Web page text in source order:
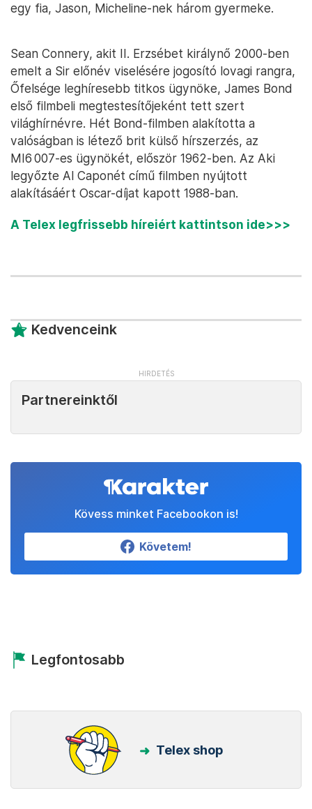
egy fia, Jason, Micheline-nek három gyermeke.
Sean Connery, akit II. Erzsébet királynő 2000-ben
emelt a Sir előnév viselésére jogosító lovagi rangra,
Őfelsége leghíresebb titkos ügynöke, James Bond
első filmbeli megtestesítőjeként tett szert
világhírnévre. Hét Bond-filmben alakította a
valóságban is létező brit külső hírszerzés, az
MI6 007-es ügynökét, először 1962-ben. Az Aki
legyőzte Al Caponét című filmben nyújtott
alakításáért Oscar-díjat kapott 1988-ban.
A Telex legfrissebb híreiért kattintson ide>>>
Kedvenceink
Partnereinktől
Kövess minket Facebookon is!
Követem!
Legfontosabb
Telex shop